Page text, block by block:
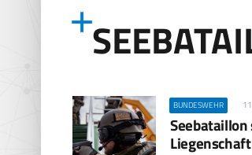
BUNDESWEHR